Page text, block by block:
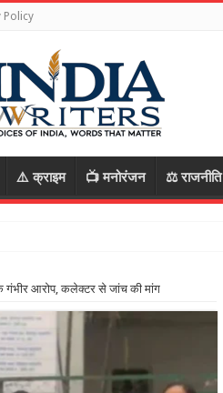
Policy
⚠️ क्राइम 📺 मनोरंजन ⚖️ राजनीति
के गंभीर आरोप, कलेक्टर से जांच की मांग